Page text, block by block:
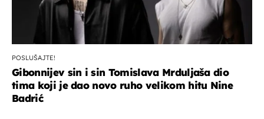
POSLUŠAJTE!
Gibonnijev sin i sin Tomislava Mrduljaša dio
tima koji je dao novo ruho velikom hitu Nine
Badrić